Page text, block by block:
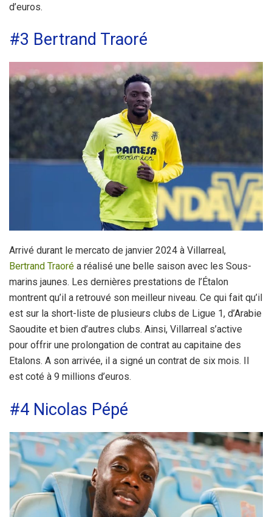
d’euros.
#3 Bertrand Traoré
Arrivé durant le mercato de janvier 2024 à Villarreal,
Bertrand Traoré a réalisé une belle saison avec les Sous-
marins jaunes. Les dernières prestations de l’Étalon
montrent qu’il a retrouvé son meilleur niveau. Ce qui fait qu’il
est sur la short-liste de plusieurs clubs de Ligue 1, d’Arabie
Saoudite et bien d’autres clubs. Ainsi, Villarreal s’active
pour offrir une prolongation de contrat au capitaine des
Etalons. A son arrivée, il a signé un contrat de six mois. Il
est coté à 9 millions d’euros.
#4 Nicolas Pépé